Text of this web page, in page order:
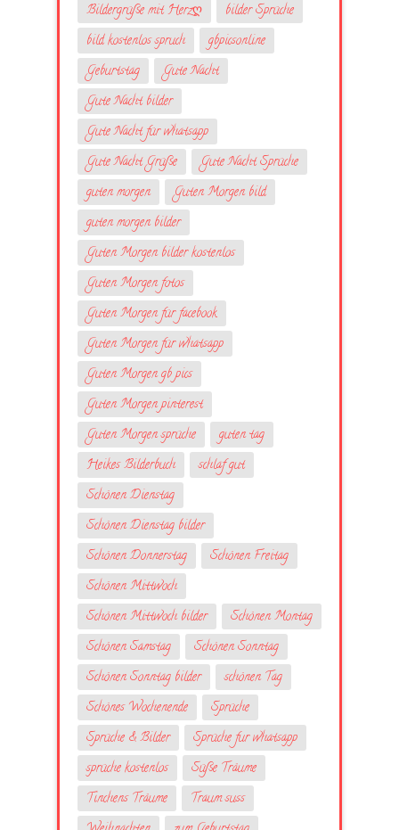
Bildergrüße mit Herzღ
bilder Sprüche
bild kostenlos spruch
gbpicsonline
Geburtstag
Gute Nacht
Gute Nacht bilder
Gute Nacht für whatsapp
Gute Nacht Grüße
Gute Nacht Sprüche
guten morgen
Guten Morgen bild
guten morgen bilder
Guten Morgen bilder kostenlos
Guten Morgen fotos
Guten Morgen für facebook
Guten Morgen für whatsapp
Guten Morgen gb pics
Guten Morgen pinterest
Guten Morgen sprüche
guten tag
Heikes Bilderbuch
schlaf gut
Schönen Dienstag
Schönen Dienstag bilder
Schönen Donnerstag
Schönen Freitag
Schönen Mittwoch
Schönen Mittwoch bilder
Schönen Montag
Schönen Samstag
Schönen Sonntag
Schönen Sonntag bilder
schönen Tag
Schönes Wochenende
Sprüche
Sprüche & Bilder
Sprüche fur whatsapp
sprüche kostenlos
Süße Träume
Tinchens Träume
Traum suss